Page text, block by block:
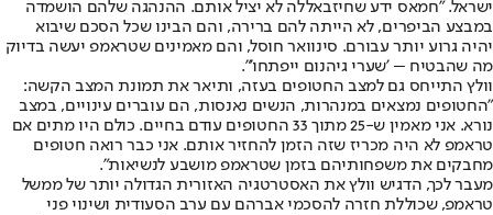
ישראל. "חמאס ידע שחיזבאללה לא יציל אותם. ההנהגה שלהם הושמדה
במבצע הביפרים, לא הייתה להם ברירה, והם הבינו שכל הסכם שיבוא
יהיה גרוע יותר עבורם. סינוואר חוסל, והם מאמינים שטראמפ יעשה בדיוק
מה שהבטיח – 'שערי גיהנום ייפתחו'".
וולץ התייחס גם למצב החטופים בעזה, ותיאר את תמונת המצב הקשה:
"החטופים נמצאים במנהרות, הנשים נאנסות, הם עוברים עינויים, במצב
נורא. אני מאמין ש-25 מתוך 33 החטופים עודם בחיים. כולם היו מתים אם
טראמפ לא היה מכריז שזה הזמן להחזיר אותם. אני כבר רואה חטופים
מחבקים את משפחותיהם בזמן שטראמפ מושבע לנשיאות".
מעבר לכך, הדגיש וולץ את האסטרטגיה האזורית הגדולה יותר של ממשל
טראמפ, שכוללת חזרה להסכמי אברהם עם ערב הסעודית ושינוי פני